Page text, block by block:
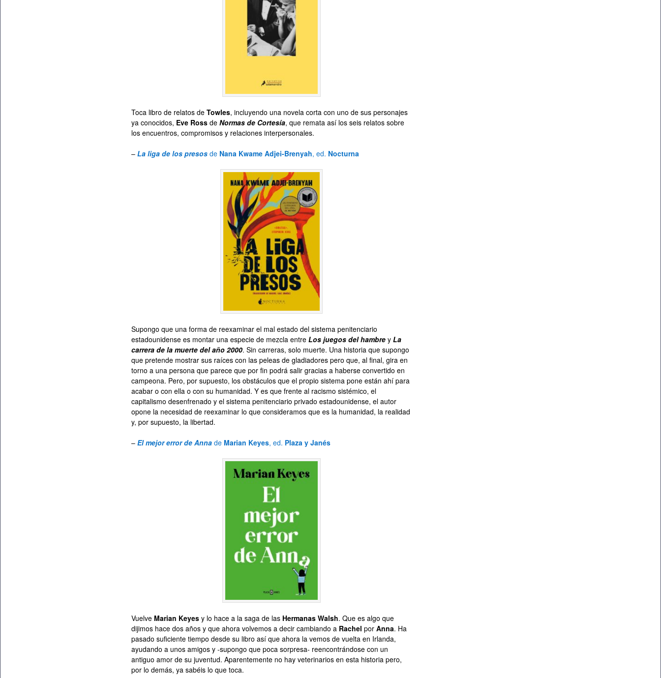
Toca libro de relatos de Towles, incluyendo una novela corta con uno de sus personajes
ya conocidos, Eve Ross de Normas de Cortesía, que remata así los seis relatos sobre
los encuentros, compromisos y relaciones interpersonales.
– La liga de los presos de Nana Kwame Adjei-Brenyah, ed. Nocturna
Supongo que una forma de reexaminar el mal estado del sistema penitenciario
estadounidense es montar una especie de mezcla entre Los juegos del hambre y La
carrera de la muerte del año 2000. Sin carreras, solo muerte. Una historia que supongo
que pretende mostrar sus raíces con las peleas de gladiadores pero que, al final, gira en
torno a una persona que parece que por fin podrá salir gracias a haberse convertido en
campeona. Pero, por supuesto, los obstáculos que el propio sistema pone están ahí para
acabar o con ella o con su humanidad. Y es que frente al racismo sistémico, el
capitalismo desenfrenado y el sistema penitenciario privado estadounidense, el autor
opone la necesidad de reexaminar lo que consideramos que es la humanidad, la realidad
y, por supuesto, la libertad.
– El mejor error de Anna de Marian Keyes, ed. Plaza y Janés
Vuelve Marian Keyes y lo hace a la saga de las Hermanas Walsh. Que es algo que
dijimos hace dos años y que ahora volvemos a decir cambiando a Rachel por Anna. Ha
pasado suficiente tiempo desde su libro así que ahora la vemos de vuelta en Irlanda,
ayudando a unos amigos y -supongo que poca sorpresa- reencontrándose con un
antiguo amor de su juventud. Aparentemente no hay veterinarios en esta historia pero,
por lo demás, ya sabéis lo que toca.